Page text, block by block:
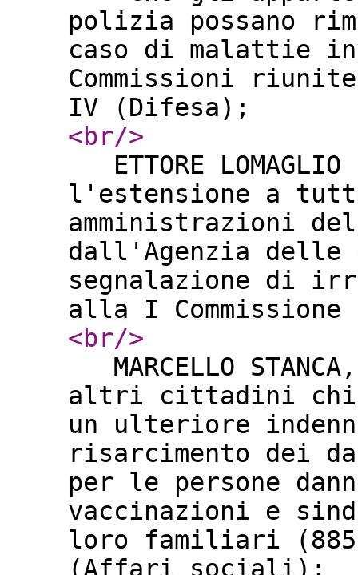
polizia possano
caso di malattie
Commissioni
IV (Difesa);
<br/>
ETTORE
l'estensione a
amministrazioni
dall'Agenzia
segnalazione di
alla I
<br/>
MARCELLO
altri cittadini
un ulteriore
risarcimento dei
per le persone
vaccinazioni e
loro familiari
(Affari sociali);